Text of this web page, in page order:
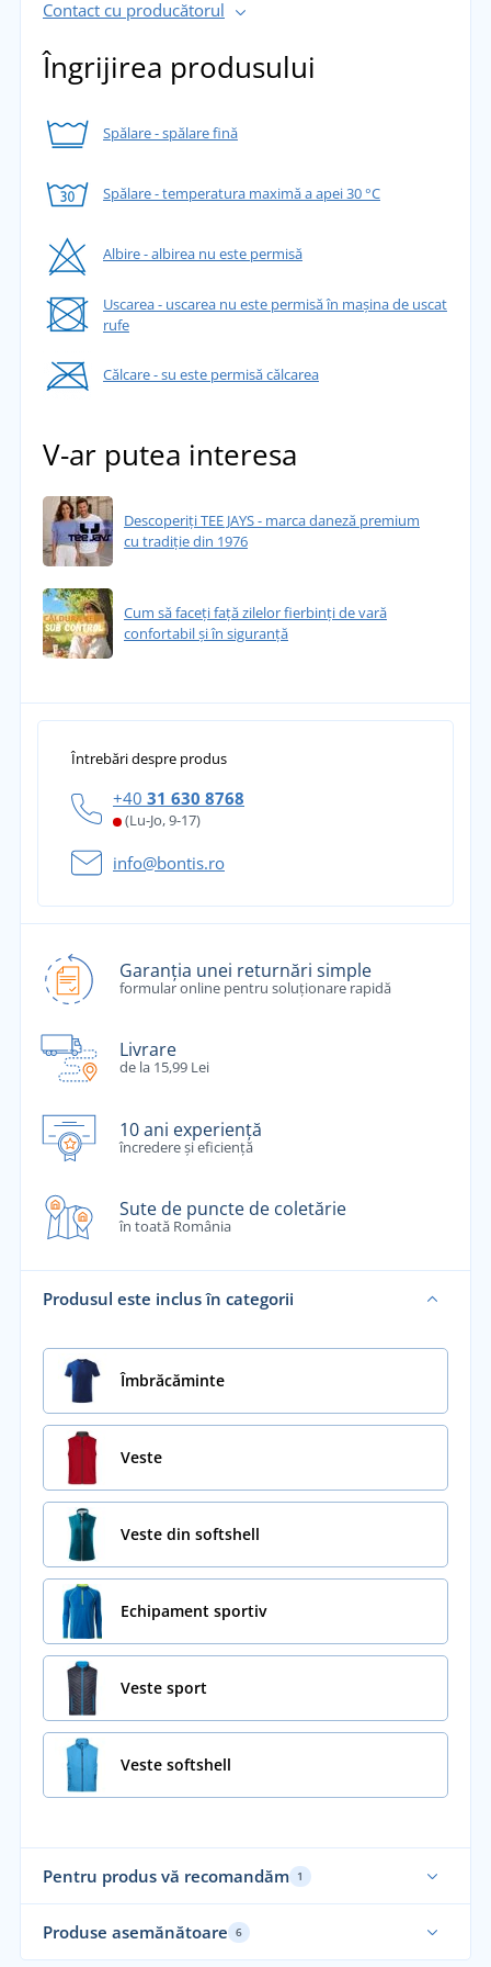
Contact cu producătorul
Îngrijirea produsului
Spălare - spălare fină
Spălare - temperatura maximă a apei 30 °C
Albire - albirea nu este permisă
Uscarea - uscarea nu este permisă în mașina de uscat
rufe
Călcare - su este permisă călcarea
V-ar putea interesa
Descoperiți TEE JAYS - marca daneză premium
cu tradiție din 1976
Cum să faceți față zilelor fierbinți de vară
confortabil și în siguranță
Întrebări despre produs
+40 31 630 8768
(Lu-Jo, 9-17)
info@bontis.ro
Garanția unei returnări simple
formular online pentru soluționare rapidă
Livrare
de la 15,99 Lei
10 ani experiență
încredere și eficiență
Sute de puncte de coletărie
în toată România
Produsul este inclus în categorii
Îmbrăcăminte
Veste
Veste din softshell
Echipament sportiv
Veste sport
Veste softshell
Pentru produs vă recomandăm 1
Produse asemănătoare 6